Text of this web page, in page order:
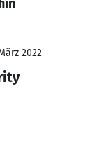
2022